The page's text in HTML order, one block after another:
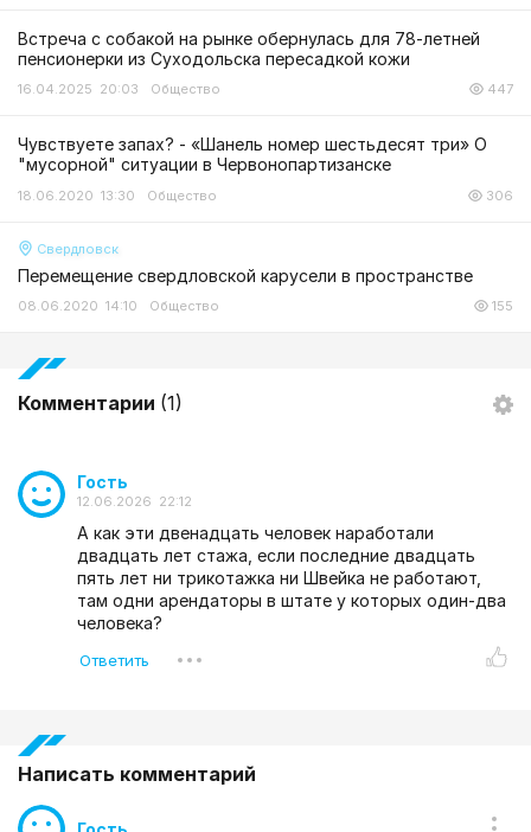
Встреча с собакой на рынке обернулась для 78-летней
пенсионерки из Суходольска пересадкой кожи
16.04.2025 20:03 Общество 447
Чувствуете запах? - «Шанель номер шестьдесят три» О
"мусорной" ситуации в Червонопартизанске
18.06.2020 13:30 Общество 306
Свердловск
Перемещение свердловской карусели в пространстве
08.06.2020 14:10 Общество 155
Комментарии (1)
Гость
12.06.2026 22:12
А как эти двенадцать человек наработали
двадцать лет стажа, если последние двадцать
пять лет ни трикотажка ни Швейка не работают,
там одни арендаторы в штате у которых один-два
человека?
Написать комментарий